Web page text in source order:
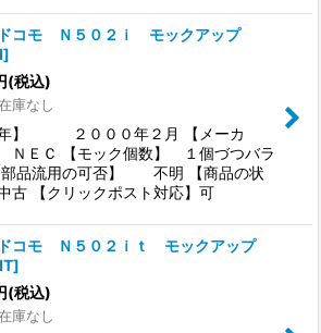
コモ Ｎ５０２ｉ モックアップ
]
(税込)
庫なし
年】 ２０００年２月 【メーカ
ＥＣ 【モック個数】 １個づつバラ
部品流用の可否】 不明 【商品の状
【クリックポスト対応】可
コモ Ｎ５０２ｉｔ モックアップ
]
(税込)
庫なし